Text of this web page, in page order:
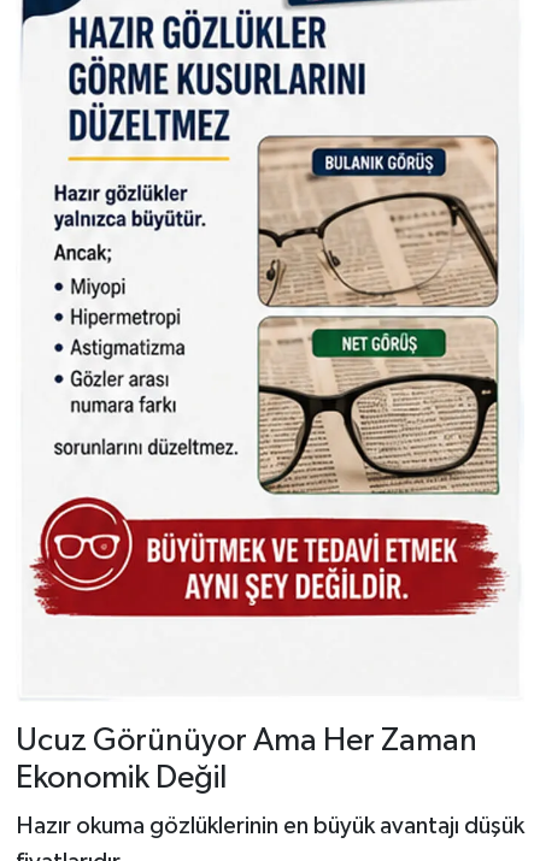
Ucuz Görünüyor Ama Her Zaman
Ekonomik Değil
Hazır okuma gözlüklerinin en büyük avantajı düşük